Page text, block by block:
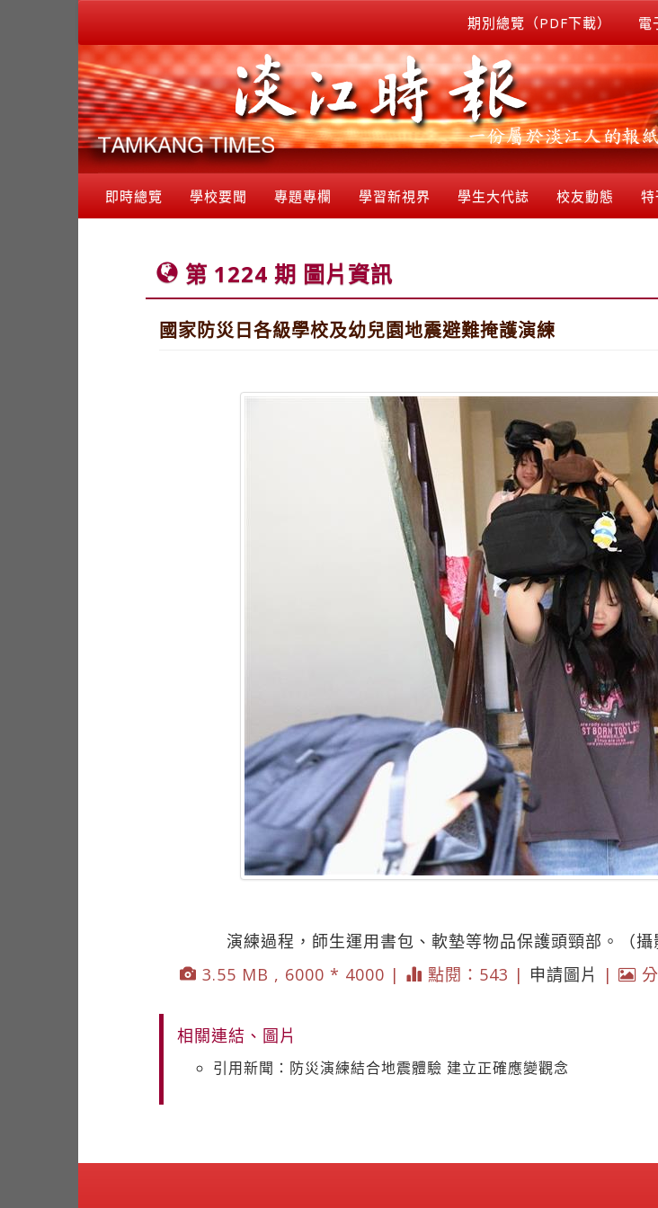
期別總覽（PDF下載） 電
即時總覽 學校要聞 專題專欄 學習新視界 學生大代誌 校友動態 特
第 1224 期 圖片資訊
國家防災日各級學校及幼兒園地震避難掩護演練
演練過程，師生運用書包、軟墊等物品保護頭頸部。（攝
3.55 MB , 6000 * 4000 |
點閱：543 | 申請圖片 |
相關連結、圖片
引用新聞：防災演練結合地震體驗 建立正確應變觀念